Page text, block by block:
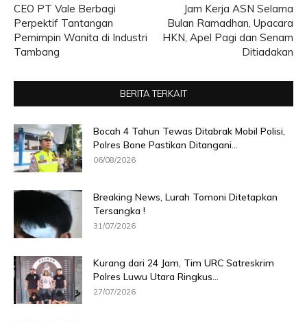
CEO PT Vale Berbagi
Perpektif Tantangan
Pemimpin Wanita di Industri
Tambang
Jam Kerja ASN Selama
Bulan Ramadhan, Upacara
HKN, Apel Pagi dan Senam
Ditiadakan
BERITA TERKAIT
Bocah 4 Tahun Tewas Ditabrak Mobil Polisi,
Polres Bone Pastikan Ditangani...
06/08/2026
Breaking News, Lurah Tomoni Ditetapkan
Tersangka !
31/07/2026
Kurang dari 24 Jam, Tim URC Satreskrim
Polres Luwu Utara Ringkus...
27/07/2026